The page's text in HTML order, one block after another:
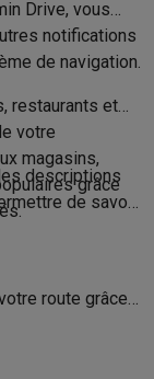
SoldesBlack
Garantie du
Installation
à crédit
votre heure
à laver
idéale
Choisir une
Drive, vous
notifications
de navigation.
restaurants et
votre
magasins,
grâce
descriptions
de savoir
route grâce